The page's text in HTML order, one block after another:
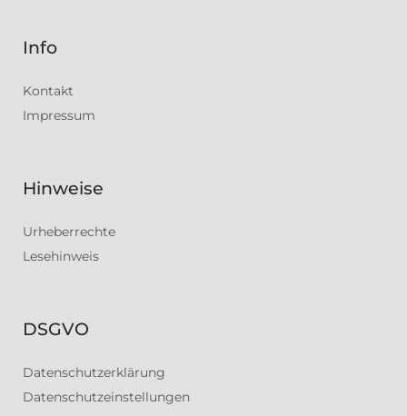
Info
Kontakt
Impressum
Hinweise
Urheberrechte
Lesehinweis
DSGVO
Datenschutzerklärung
Datenschutzeinstellungen